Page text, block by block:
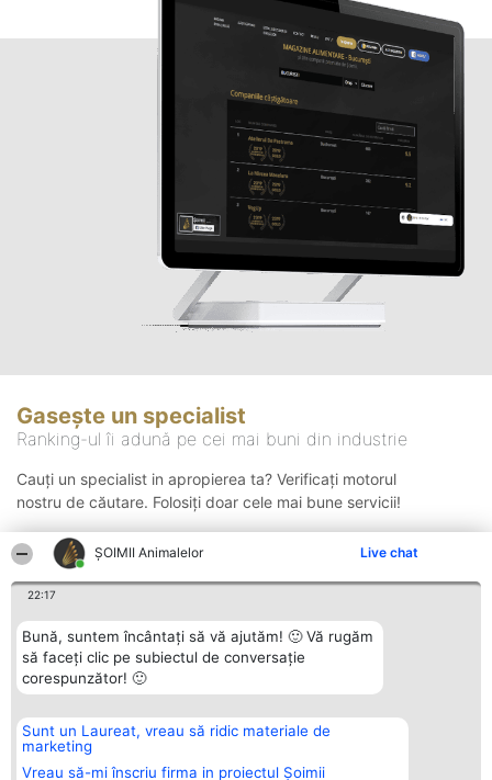
ŞOIMII Animalelor Live chat
22:17
Bună, suntem încântați să vă ajutăm! 🙂 Vă rugăm
să faceți clic pe subiectul de conversație
corespunzător! 🙂
Sunt un Laureat, vreau să ridic materiale de
marketing
Vreau să-mi înscriu firma in proiectul Șoimii
Gasește un specialist
Ranking-ul îi adună pe cei mai buni din industrie
Cauți un specialist in apropierea ta? Verificați motorul
nostru de căutare. Folosiți doar cele mai bune servicii!
Organizator Ranking
BRIGHT SOLUTIONS BR SRL
Aleea Timisul De Sus 2 Bl. A30
Plebiscyt
Lista Tuturor
Contact